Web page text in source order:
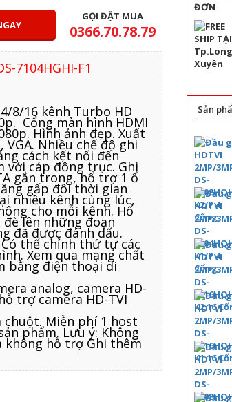
GỌI ĐẶT MUA
0366.70.78.79
7104HGHI-F1
8/16 kênh Turbo HD
Cổng màn hình HDMI
Hình ảnh đẹp. Xuất
Nhiều chế độ ghi
cách kết nối đến
với cáp đồng trục. Ghi
gắn trong, hổ trợ 1 ổ
gấp đôi thời gian
nhiều kênh cùng lúc,
cho mỗi kênh. Hổ
lên những đoạn
đã được đánh dấu.
thể chỉnh thứ tự các
Xem qua mạng chất
bằng điện thoại di
analog, camera HD-
trợ camera HD-TVI
chuột. Miễn phí 1 host
phẩm. Lưu ý: Không
không hỗ trợ Ghi thêm
Sản